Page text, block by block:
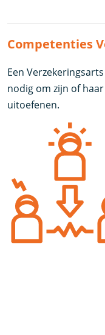
Competenties
Een
nodig om zijn of
uitoefenen.